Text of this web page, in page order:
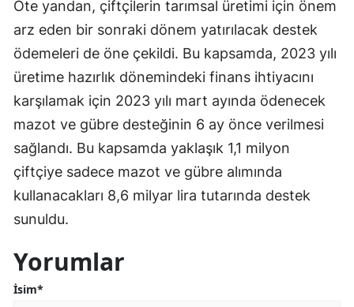
Öte yandan, çiftçilerin tarımsal üretimi için önem
arz eden bir sonraki dönem yatırılacak destek
ödemeleri de öne çekildi. Bu kapsamda, 2023 yılı
üretime hazırlık dönemindeki finans ihtiyacını
karşılamak için 2023 yılı mart ayında ödenecek
mazot ve gübre desteğinin 6 ay önce verilmesi
sağlandı. Bu kapsamda yaklaşık 1,1 milyon
çiftçiye sadece mazot ve gübre alımında
kullanacakları 8,6 milyar lira tutarında destek
sunuldu.
Yorumlar
İsim*